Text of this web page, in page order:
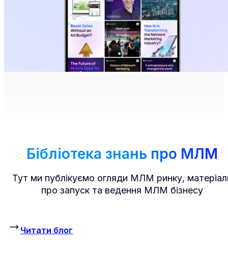
Бібліотека знань про МЛМ
Тут ми публікуємо огляди МЛМ ринку,
про запуск та ведення МЛМ бізнесу
Читати блог